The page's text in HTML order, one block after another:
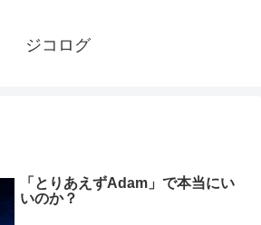
ジコログ
「とりあえずAdam」で本当にい
いのか？